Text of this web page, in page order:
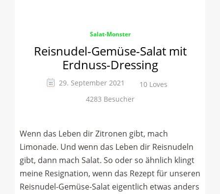
Salat-Monster
Reisnudel-Gemüse-Salat mit
Erdnuss-Dressing
29. September 2021
10 Loves
4283 Besucher
Wenn das Leben dir Zitronen gibt, mach
Limonade. Und wenn das Leben dir Reisnudeln
gibt, dann mach Salat. So oder so ähnlich klingt
meine Resignation, wenn das Rezept für unseren
Reisnudel-Gemüse-Salat eigentlich etwas anders